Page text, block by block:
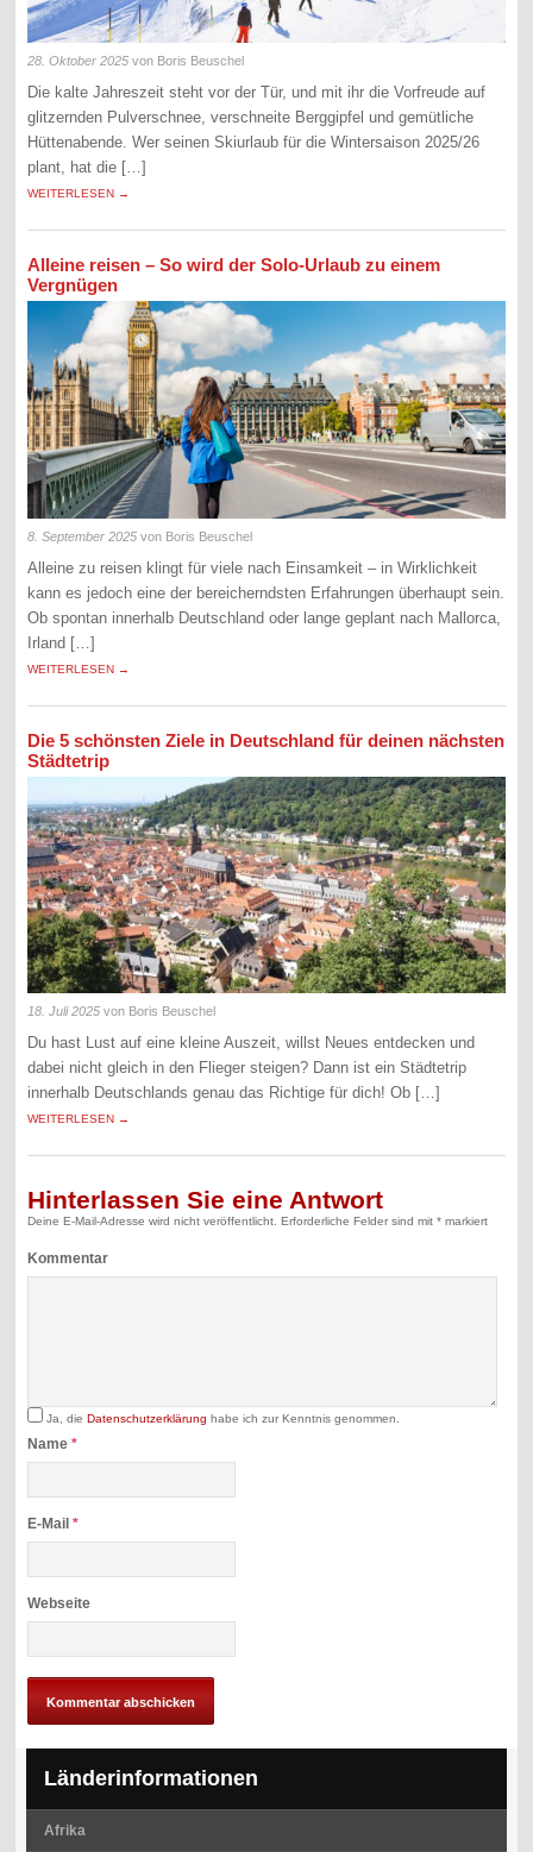
28. Oktober 2025 von Boris Beuschel
Die kalte Jahreszeit steht vor der Tür, und mit ihr die Vorfreude auf
glitzernden Pulverschnee, verschneite Berggipfel und gemütliche
Hüttenabende. Wer seinen Skiurlaub für die Wintersaison 2025/26
plant, hat die […]
WEITERLESEN →
Alleine reisen – So wird der Solo-Urlaub zu einem
Vergnügen
8. September 2025 von Boris Beuschel
Alleine zu reisen klingt für viele nach Einsamkeit – in Wirklichkeit
kann es jedoch eine der bereicherndsten Erfahrungen überhaupt sein.
Ob spontan innerhalb Deutschland oder lange geplant nach Mallorca,
Irland […]
WEITERLESEN →
Die 5 schönsten Ziele in Deutschland für deinen nächsten
Städtetrip
18. Juli 2025 von Boris Beuschel
Du hast Lust auf eine kleine Auszeit, willst Neues entdecken und
dabei nicht gleich in den Flieger steigen? Dann ist ein Städtetrip
innerhalb Deutschlands genau das Richtige für dich! Ob […]
WEITERLESEN →
Hinterlassen Sie eine Antwort
Deine E-Mail-Adresse wird nicht veröffentlicht. Erforderliche Felder sind mit* markiert
Kommentar
Ja, dieDatenschutzerklärung habe ich zur Kenntnis genommen.
Name*
E-Mail*
Webseite
Länderinformationen
Afrika